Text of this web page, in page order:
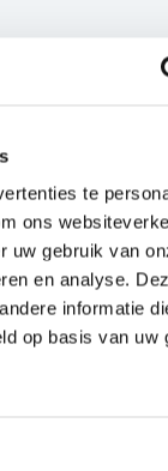
te
ons
uw gebruik van
en analyse.
informatie
op basis van uw
het aanpassen van
door
met de volgende
Parijs van 17 tot
stap op Renaults